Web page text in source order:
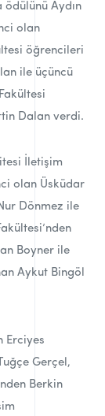
ödülünü Aydın
olan
öğrencileri
ile üçüncü
Dalan verdi.
İletişim
olan Üsküdar
Dönmez ile
Boyner ile
Aykut Bingöl
Erciyes
Gerçel,
Berkin